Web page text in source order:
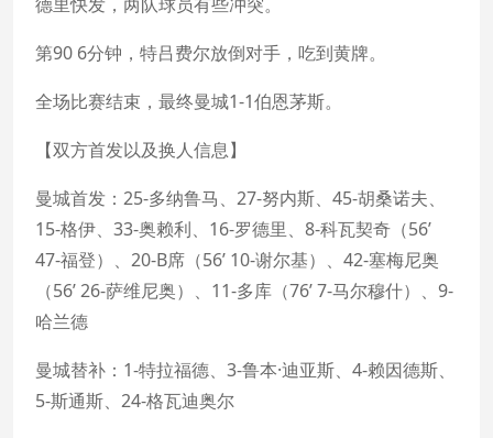
第90 6分钟，特吕费尔放倒对手，吃到黄牌。
全场比赛结束，最终曼城1-1伯恩茅斯。
【双方首发以及换人信息】
曼城首发：25-多纳鲁马、27-努内斯、45-胡桑诺夫、
15-格伊、33-奥赖利、16-罗德里、8-科瓦契奇（56’
47-福登）、20-B席（56’ 10-谢尔基）、42-塞梅尼奥
（56’ 26-萨维尼奥）、11-多库（76’ 7-马尔穆什）、9-
哈兰德
曼城替补：1-特拉福德、3-鲁本·迪亚斯、4-赖因德斯、
5-斯通斯、24-格瓦迪奥尔